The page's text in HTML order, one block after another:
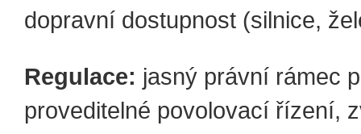
dopravní dostupnost (silnice,
Regulace: jasný právní rámec
proveditelné povolovací řízení,